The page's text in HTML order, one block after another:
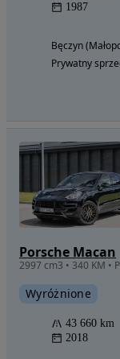
1987
Bęczyn
Prywatny
Porsche Macan
Wyróżnione
43 660 km
2018